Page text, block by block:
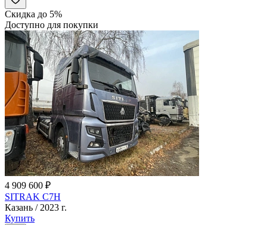
Скидка до 5%
Доступно для покупки
4 909 600 ₽
SITRAK C7H
Казань / 2023 г.
Купить